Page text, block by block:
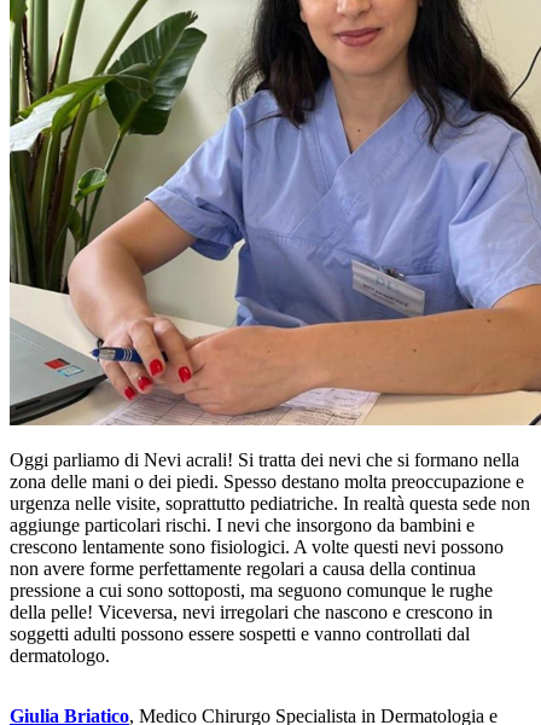
Oggi parliamo di Nevi acrali! Si tratta dei nevi che si formano nella
zona delle mani o dei piedi. Spesso destano molta preoccupazione e
urgenza nelle visite, soprattutto pediatriche. In realtà questa sede non
aggiunge particolari rischi. I nevi che insorgono da bambini e
crescono lentamente sono fisiologici. A volte questi nevi possono
non avere forme perfettamente regolari a causa della continua
pressione a cui sono sottoposti, ma seguono comunque le rughe
della pelle! Viceversa, nevi irregolari che nascono e crescono in
soggetti adulti possono essere sospetti e vanno controllati dal
dermatologo.
Giulia Briatico, Medico Chirurgo Specialista in Dermatologia e